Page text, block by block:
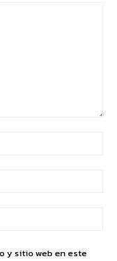
y sitio web en este